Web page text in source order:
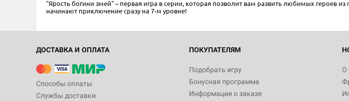
"Ярость богини змей" – первая игра в серии, которая позволит вам развить любимых героев
начинают приключение сразу на 7-м уровне!
ДОСТАВКА И ОПЛАТА
Способы оплаты
Службы доставки
ПОКУПАТЕЛЯМ
Подобрать игру
Бонусная программа
Информация о заказе
О